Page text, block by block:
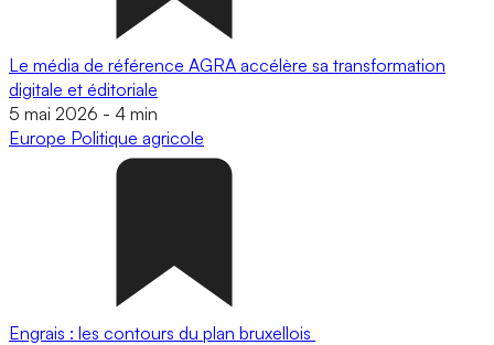
Le média de référence AGRA accélère sa transformation
digitale et éditoriale
5 mai 2026 - 4 min
Europe Politique agricole
Engrais : les contours du plan bruxellois